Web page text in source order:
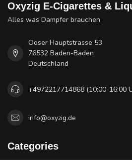
Oxyzig E-Cigarettes &
Alles was Dampfer brauchen
Ooser Hauptstrasse 53
76532 Baden-Baden
Deutschland
+4972217714868 (10:00-16:00
info@oxyzig.de
Categories